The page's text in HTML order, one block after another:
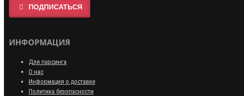
ПОДПИСАТЬСЯ
ИНФОРМАЦИЯ
Для парсинга
О нас
Информация о доставке
Политика безопасности